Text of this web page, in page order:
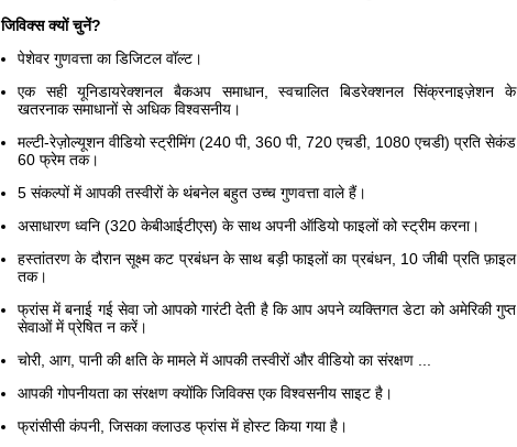
जिविक्स क्यों चुनें?
पेशेवर गुणवत्ता का डिजिटल वॉल्ट।
एक सही यूनिडायरेक्शनल बैकअप समाधान, स्वचालित बिडरेक्शनल सिंक्रनाइज़ेशन के
खतरनाक समाधानों से अधिक विश्वसनीय।
मल्टी-रेज़ोल्यूशन वीडियो स्ट्रीमिंग (240 पी, 360 पी, 720 एचडी, 1080 एचडी) प्रति सेकंड
60 फ्रेम तक।
5 संकल्पों में आपकी तस्वीरों के थंबनेल बहुत उच्च गुणवत्ता वाले हैं।
असाधारण ध्वनि (320 केबीआईटीएस) के साथ अपनी ऑडियो फाइलों को स्ट्रीम करना।
हस्तांतरण के दौरान सूक्ष्म कट प्रबंधन के साथ बड़ी फाइलों का प्रबंधन, 10 जीबी प्रति फ़ाइल
तक।
फ्रांस में बनाई गई सेवा जो आपको गारंटी देती है कि आप अपने व्यक्तिगत डेटा को अमेरिकी गुप्त
सेवाओं में प्रेषित न करें।
चोरी, आग, पानी की क्षति के मामले में आपकी तस्वीरों और वीडियो का संरक्षण ...
आपकी गोपनीयता का संरक्षण क्योंकि जिविक्स एक विश्वसनीय साइट है।
फ्रांसीसी कंपनी, जिसका क्लाउड फ्रांस में होस्ट किया गया है।